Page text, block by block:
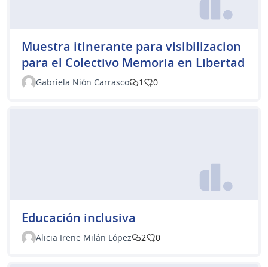
Muestra itinerante para visibilizacion
para el Colectivo Memoria en Libertad
Gabriela Nión Carrasco 1 0
Educación inclusiva
Alicia Irene Milán López 2 0